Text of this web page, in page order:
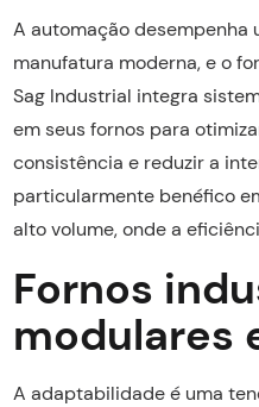
A automação desempenha
manufatura moderna, e o
Sag Industrial integra
em seus fornos para
consistência e reduzir a
particularmente benéfico
alto volume, onde a
Fornos
modulares
A adaptabilidade é uma